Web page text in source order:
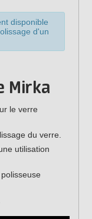
disponible
d'un
Mirka
le verre
du verre.
utilisation